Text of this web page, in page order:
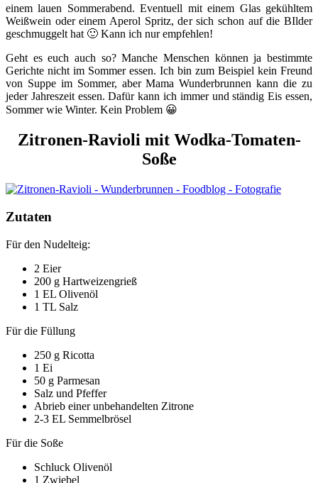
einem lauen Sommerabend. Eventuell mit einem Glas gekühltem
Weißwein oder einem Aperol Spritz, der sich schon auf die BIlder
geschmuggelt hat 🙂 Kann ich nur empfehlen!
Geht es euch auch so? Manche Menschen können ja bestimmte
Gerichte nicht im Sommer essen. Ich bin zum Beispiel kein Freund
von Suppe im Sommer, aber Mama Wunderbrunnen kann die zu
jeder Jahreszeit essen. Dafür kann ich immer und ständig Eis essen,
Sommer wie Winter. Kein Problem 😀
Zitronen-Ravioli mit Wodka-Tomaten-
Soße
Zutaten
Für den Nudelteig:
2 Eier
200 g Hartweizengrieß
1 EL Olivenöl
1 TL Salz
Für die Füllung
250 g Ricotta
1 Ei
50 g Parmesan
Salz und Pfeffer
Abrieb einer unbehandelten Zitrone
2-3 EL Semmelbrösel
Für die Soße
Schluck Olivenöl
1 Zwiebel